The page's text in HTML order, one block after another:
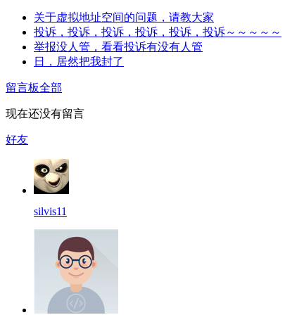
关于虚拟地址空间的问题，请教大家
投诉，投诉，投诉，投诉，投诉，投诉～～～～～
举报没人管，看看投诉有没有人管
日，居然把我封了
留言板全部
现在还没有留言
好友
silvis11